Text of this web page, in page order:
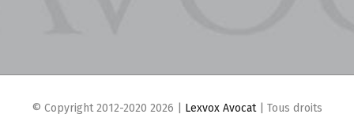
© Copyright 2012-2020 2026 | Lexvox Avocat| Tous droits